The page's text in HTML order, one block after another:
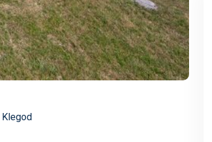
Klegod